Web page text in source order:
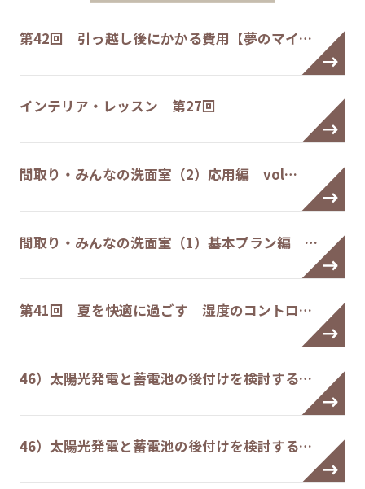
第42回 引っ越し後にかかる費用【夢のマイ…
インテリア・レッスン 第27回
間取り・みんなの洗面室（2）応用編 vol…
間取り・みんなの洗面室（1）基本プラン編 …
第41回 夏を快適に過ごす 湿度のコントロ…
46）太陽光発電と蓄電池の後付けを検討する…
46）太陽光発電と蓄電池の後付けを検討する…